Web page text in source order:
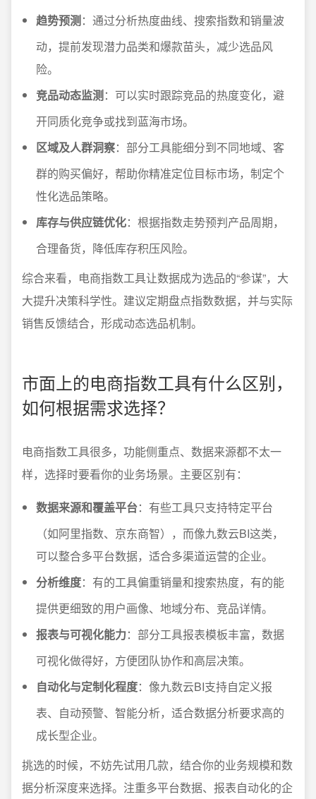
趋势预测：通过分析热度曲线、搜索指数和销量波
动，提前发现潜力品类和爆款苗头，减少选品风
险。
竞品动态监测：可以实时跟踪竞品的热度变化，避
开同质化竞争或找到蓝海市场。
区域及人群洞察：部分工具能细分到不同地域、客
群的购买偏好，帮助你精准定位目标市场，制定个
性化选品策略。
库存与供应链优化：根据指数走势预判产品周期，
合理备货，降低库存积压风险。
综合来看，电商指数工具让数据成为选品的“参谋”，大
大提升决策科学性。建议定期盘点指数数据，并与实际
销售反馈结合，形成动态选品机制。
市面上的电商指数工具有什么区别，
如何根据需求选择？
电商指数工具很多，功能侧重点、数据来源都不太一
样，选择时要看你的业务场景。主要区别有：
数据来源和覆盖平台：有些工具只支持特定平台
（如阿里指数、京东商智），而像九数云BI这类，
可以整合多平台数据，适合多渠道运营的企业。
分析维度：有的工具偏重销量和搜索热度，有的能
提供更细致的用户画像、地域分布、竞品详情。
报表与可视化能力：部分工具报表模板丰富，数据
可视化做得好，方便团队协作和高层决策。
自动化与定制化程度：像九数云BI支持自定义报
表、自动预警、智能分析，适合数据分析要求高的
成长型企业。
挑选的时候，不妨先试用几款，结合你的业务规模和数
据分析深度来选择。注重多平台数据、报表自动化的企